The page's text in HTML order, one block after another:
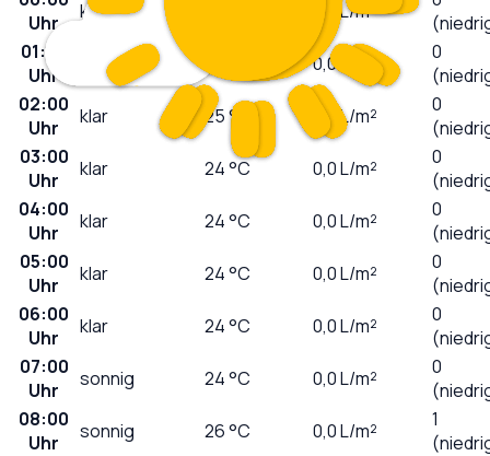
Uhr
klar 0,0 L/m²
01:00
Uhr
klar 0,0 L/m²
0
02:00
Uhr
klar 25°C 0,0 L/m²
0
03:00
Uhr
klar 24°C 0,0L/m²
0
04:00
Uhr
klar 24°C 0,0L/m²
0
05:00
Uhr
klar 24°C 0,0L/m²
0
06:00
Uhr
klar 24°C 0,0L/m²
0
07:00
Uhr
sonnig 24°C 0,0L/m²
0
08:00
Uhr
sonnig 26°C 0,0L/m²
1